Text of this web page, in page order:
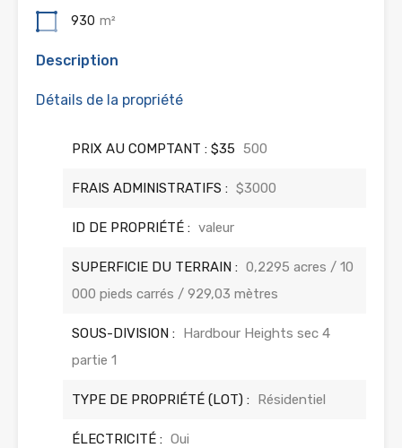
930 m²
Description
Détails de la propriété
PRIX AU COMPTANT : $35 500
FRAIS ADMINISTRATIFS : $3000
ID DE PROPRIÉTÉ : valeur
SUPERFICIE DU TERRAIN : 0,2295 acres / 10
000 pieds carrés / 929,03 mètres
SOUS-DIVISION : Hardbour Heights sec 4
partie 1
TYPE DE PROPRIÉTÉ (LOT) : Résidentiel
ÉLECTRICITÉ : Oui